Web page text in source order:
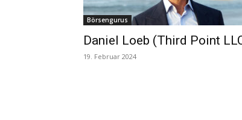
Börsengurus
Daniel Loeb (Third Point
19. Februar 2024